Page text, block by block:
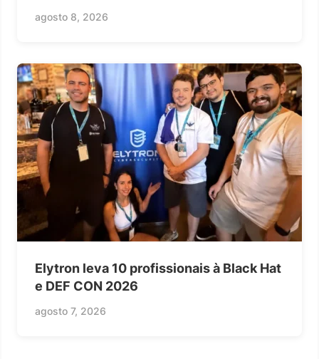
agosto 8, 2026
Elytron leva 10 profissionais à Black Hat
e DEF CON 2026
agosto 7, 2026